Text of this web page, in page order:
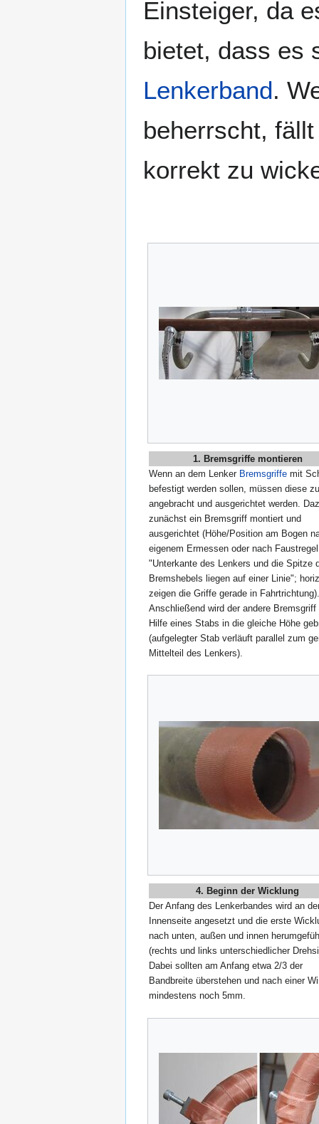
Einsteiger, da
bietet, dass es
Lenkerband.
beherrscht,
korrekt zu
1. Bremsgriffe montieren
Wenn an dem Lenker Bremsgriffe mit
befestigt werden sollen, müssen diese
angebracht und ausgerichtet werden.
zunächst ein Bremsgriff montiert und
ausgerichtet (Höhe/Position am Bogen
eigenem Ermessen oder nach Faustregel
"Unterkante des Lenkers und die Spitze
Bremshebels liegen auf einer Linie";
zeigen die Griffe gerade in Fahrtrichtung).
Anschließend wird der andere Bremsgriff
Hilfe eines Stabs in die gleiche Höhe
(aufgelegter Stab verläuft parallel zum
Mittelteil des Lenkers).
4. Beginn der Wicklung
Der Anfang des Lenkerbandes wird an
Innenseite angesetzt und die erste
nach unten, außen und innen
(rechts und links unterschiedlicher
Dabei sollten am Anfang etwa 2/3 der
Bandbreite überstehen und nach einer
mindestens noch 5mm.